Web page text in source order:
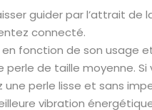
guider par l’attrait
connecté.
fonction de son usage
perle de taille moyenne.
une perle lisse et sans
vibration